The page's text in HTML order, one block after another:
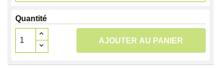
Quantité
AJOUTER AU PANIER